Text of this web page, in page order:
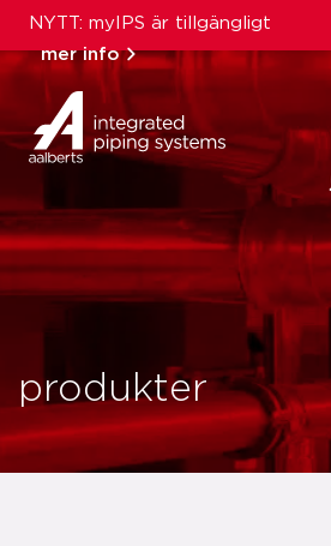
NYTT: myIPS är tillgängligt
mer info
stäng
produkter